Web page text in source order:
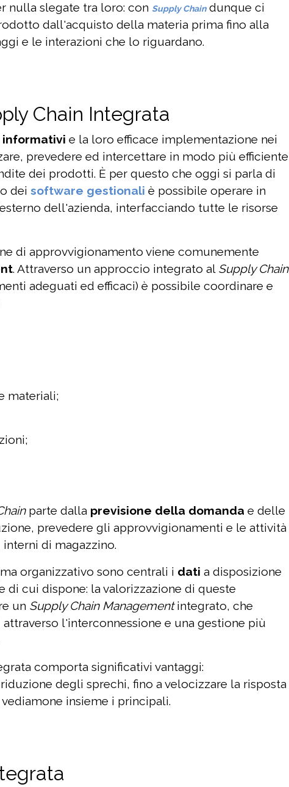
nulla slegate tra loro: con Supply Chaindunque ci
dall'acquisto della materia prima fino alla
e le interazioni che lo riguardano.
Chain Integrata
informativi e la loro efficace implementazione nei
prevedere ed intercettare in modo più efficiente
dei prodotti. È per questo che oggi si parla di
dei software gestionali è possibile operare in
dell'azienda, interfacciando tutte le risorse
di approvvigionamento viene comunemente
. Attraverso un approccio integrato al Supply Chain
adeguati ed efficaci) è possibile coordinare e
materiali;
parte dalla previsione della domanda e delle
prevedere gli approvvigionamenti e le attività
di magazzino.
organizzativo sono centrali i dati a disposizione
di cui dispone: la valorizzazione di queste
un Supply Chain Managementintegrato, che
l'interconnessione e una gestione più
comporta significativi vantaggi:
degli sprechi, fino a velocizzare la risposta
insieme i principali.